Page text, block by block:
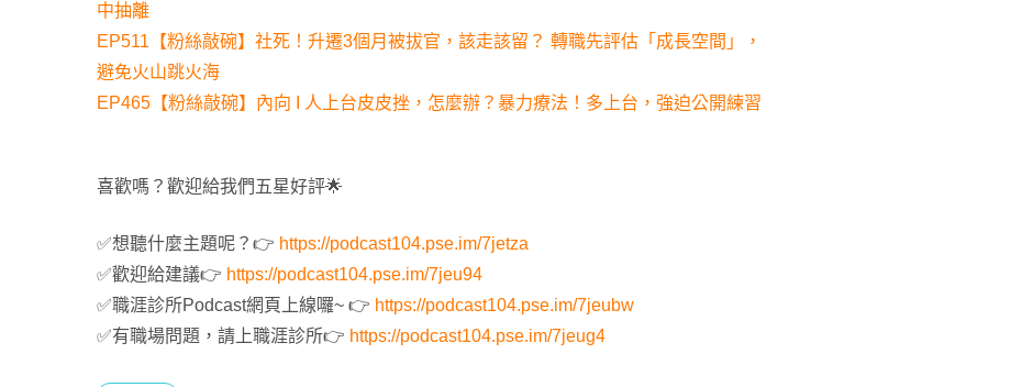
中抽離
EP511【粉絲敲碗】社死！升遷3個月被拔官，該走該留？ 轉職先評估「成長空間」，
避免火山跳火海
EP465【粉絲敲碗】內向 I 人上台皮皮挫，怎麼辦？暴力療法！多上台，強迫公開練習
喜歡嗎？歡迎給我們五星好評🌟
✅想聽什麼主題呢？👉 https://podcast104.pse.im/7jetza
✅歡迎給建議👉 https://podcast104.pse.im/7jeu94
✅職涯診所Podcast網頁上線囉~ 👉 https://podcast104.pse.im/7jeubw
✅有職場問題，請上職涯診所👉 https://podcast104.pse.im/7jeug4